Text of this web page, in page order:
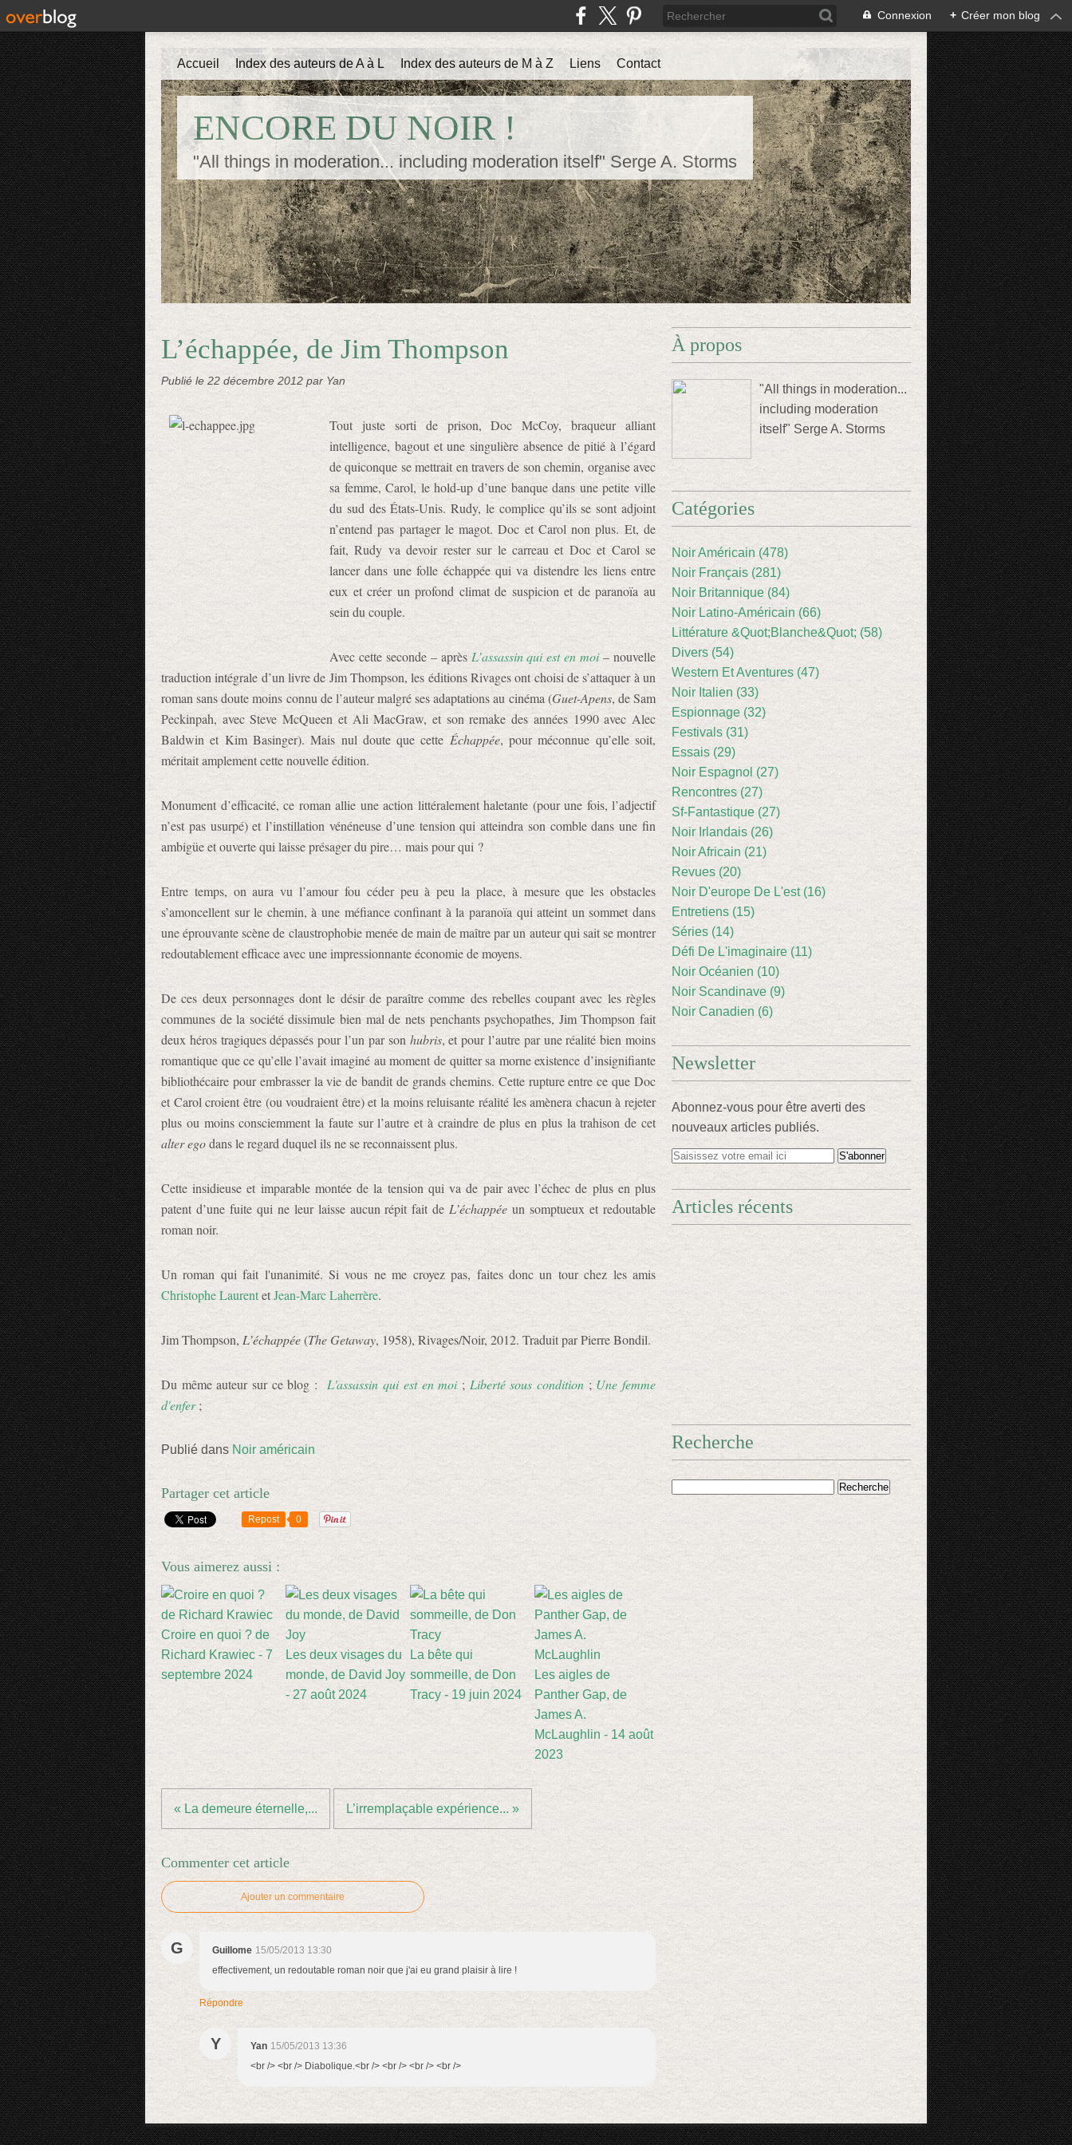
Connexion + Créer mon blog
ENCORE DU NOIR !
"All things in moderation... including moderation itself" Serge A. Storms
Accueil Index des auteurs de A à L Index des auteurs de M à Z Liens Contact
L’échappée, de Jim Thompson
Publié le 22 décembre 2012 par Yan
Tout juste sorti de prison, Doc McCoy, braqueur alliant
intelligence, bagout et une singulière absence de pitié à l’égard
de quiconque se mettrait en travers de son chemin, organise avec
sa femme, Carol, le hold-up d’une banque dans une petite ville
du sud des États-Unis. Rudy, le complice qu’ils se sont adjoint
n’entend pas partager le magot. Doc et Carol non plus. Et, de
fait, Rudy va devoir rester sur le carreau et Doc et Carol se
lancer dans une folle échappée qui va distendre les liens entre
eux et créer un profond climat de suspicion et de paranoïa au
sein du couple.
Avec cette seconde – après L’assassin qui est en moi– nouvelle
traduction intégrale d’un livre de Jim Thompson, les éditions Rivages ont choisi de s’attaquer à un
roman sans doute moins connu de l’auteur malgré ses adaptations au cinéma (Guet-Apens, de Sam
Peckinpah, avec Steve McQueen et Ali MacGraw, et son remake des années 1990 avec Alec
Baldwin et Kim Basinger). Mais nul doute que cette Échappée, pour méconnue qu’elle soit,
méritait amplement cette nouvelle édition.
Monument d’efficacité, ce roman allie une action littéralement haletante (pour une fois, l’adjectif
n’est pas usurpé) et l’instillation vénéneuse d’une tension qui atteindra son comble dans une fin
ambigüe et ouverte qui laisse présager du pire… mais pour qui ?
Entre temps, on aura vu l’amour fou céder peu à peu la place, à mesure que les obstacles
s’amoncellent sur le chemin, à une méfiance confinant à la paranoïa qui atteint un sommet dans
une éprouvante scène de claustrophobie menée de main de maître par un auteur qui sait se montrer
redoutablement efficace avec une impressionnante économie de moyens.
De ces deux personnages dont le désir de paraître comme des rebelles coupant avec les règles
communes de la société dissimule bien mal de nets penchants psychopathes, Jim Thompson fait
deux héros tragiques dépassés pour l’un par son hubris, et pour l’autre par une réalité bien moins
romantique que ce qu’elle l’avait imaginé au moment de quitter sa morne existence d’insignifiante
bibliothécaire pour embrasser la vie de bandit de grands chemins. Cette rupture entre ce que Doc
et Carol croient être (ou voudraient être) et la moins reluisante réalité les amènera chacun à rejeter
plus ou moins consciemment la faute sur l’autre et à craindre de plus en plus la trahison de cet
alter egodans le regard duquel ils ne se reconnaissent plus.
Cette insidieuse et imparable montée de la tension qui va de pair avec l’échec de plus en plus
patent d’une fuite qui ne leur laisse aucun répit fait de L’échappée un somptueux et redoutable
roman noir.
Un roman qui fait l'unanimité. Si vous ne me croyez pas, faites donc un tour chez les amis
Christophe LaurentetJean-Marc Laherrère.
Jim Thompson, L’échappée(The Getaway, 1958), Rivages/Noir, 2012. Traduit par Pierre Bondil.
Du même auteur sur ce blog : L'assassin qui est en moi; Liberté sous condition; Une femme
d'enfer;
Publié dans Noir américain
Partager cet article
Repost 0
Vous aimerez aussi :
Croire en quoi ? de
Richard Krawiec - 7
septembre 2024
Les deux visages du
monde, de David Joy
- 27 août 2024
La bête qui
sommeille, de Don
Tracy - 19 juin 2024
Les aigles de
Panther Gap, de
James A.
McLaughlin - 14 août
2023
« La demeure éternelle,... L’irremplaçable expérience... »
Commenter cet article
Ajouter un commentaire
G Guillome 15/05/2013 13:30
effectivement, un redoutable roman noir que j'ai eu grand plaisir à lire !
Répondre
Y Yan 15/05/2013 13:36
<br /> <br /> Diabolique.<br /> <br /> <br /> <br />
À propos
"All things in moderation...
including moderation
itself" Serge A. Storms
Catégories
Noir Américain (478)
Noir Français (281)
Noir Britannique (84)
Noir Latino-Américain (66)
Littérature &Quot;Blanche&Quot; (58)
Divers (54)
Western Et Aventures (47)
Noir Italien (33)
Espionnage (32)
Festivals (31)
Essais (29)
Noir Espagnol (27)
Rencontres (27)
Sf-Fantastique (27)
Noir Irlandais (26)
Noir Africain (21)
Revues (20)
Noir D'europe De L'est (16)
Entretiens (15)
Séries (14)
Défi De L'imaginaire (11)
Noir Océanien (10)
Noir Scandinave (9)
Noir Canadien (6)
Newsletter
Abonnez-vous pour être averti des
nouveaux articles publiés.
Articles récents
Recherche